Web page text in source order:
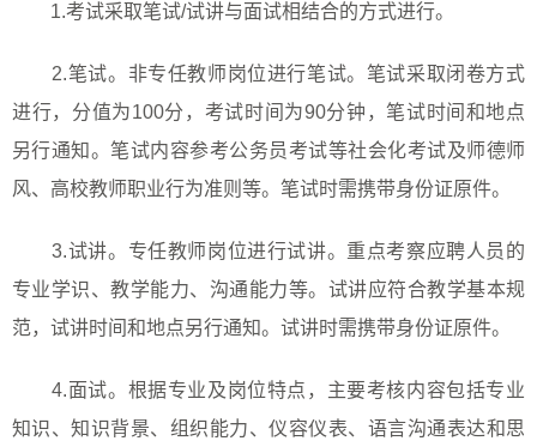
1.考试采取笔试/试讲与面试相结合的方式进行。
2.笔试。非专任教师岗位进行笔试。笔试采取闭卷方式
进行，分值为100分，考试时间为90分钟，笔试时间和地点
另行通知。笔试内容参考公务员考试等社会化考试及师德师
风、高校教师职业行为准则等。笔试时需携带身份证原件。
3.试讲。专任教师岗位进行试讲。重点考察应聘人员的
专业学识、教学能力、沟通能力等。试讲应符合教学基本规
范，试讲时间和地点另行通知。试讲时需携带身份证原件。
4.面试。根据专业及岗位特点，主要考核内容包括专业
知识、知识背景、组织能力、仪容仪表、语言沟通表达和思